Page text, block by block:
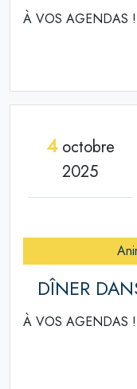
À VOS AGENDAS !
4octobre
2025
DÎNER
À VOS AGENDAS !